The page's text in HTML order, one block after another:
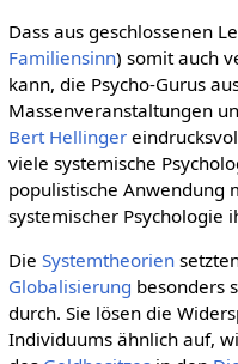
Dass aus geschlossenen
Familiensinn) somit auch
kann, die Psycho-Gurus
Massenveranstaltungen
Bert Hellinger
viele systemische
populistische Anwendung
systemischer Psychologie
Die Systemtheorien
Globalisierung besonders
durch. Sie lösen die
Individuums ähnlich auf,